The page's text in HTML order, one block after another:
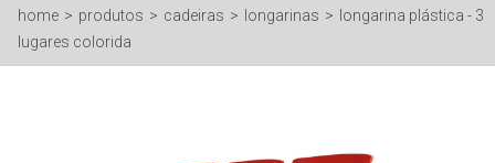
home produtos cadeiras longarinas
longarina plástica - 3
lugares colorida